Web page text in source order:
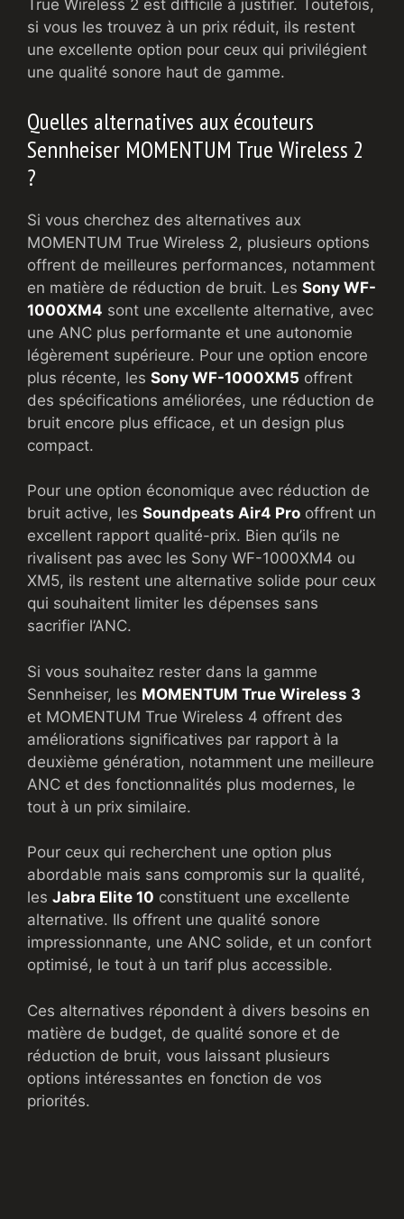
True Wireless 2 est difficile à justifier. Toutefois,
si vous les trouvez à un prix réduit, ils restent
une excellente option pour ceux qui privilégient
une qualité sonore haut de gamme.
Quelles alternatives aux écouteurs
Sennheiser MOMENTUM True Wireless 2
?
Si vous cherchez des alternatives aux
MOMENTUM True Wireless 2, plusieurs options
offrent de meilleures performances, notamment
en matière de réduction de bruit. Les Sony WF-
1000XM4 sont une excellente alternative, avec
une ANC plus performante et une autonomie
légèrement supérieure. Pour une option encore
plus récente, les Sony WF-1000XM5 offrent
des spécifications améliorées, une réduction de
bruit encore plus efficace, et un design plus
compact.
Pour une option économique avec réduction de
bruit active, les Soundpeats Air4 Pro offrent un
excellent rapport qualité-prix. Bien qu’ils ne
rivalisent pas avec les Sony WF-1000XM4 ou
XM5, ils restent une alternative solide pour ceux
qui souhaitent limiter les dépenses sans
sacrifier l’ANC.
Si vous souhaitez rester dans la gamme
Sennheiser, les MOMENTUM True Wireless 3
et MOMENTUM True Wireless 4 offrent des
améliorations significatives par rapport à la
deuxième génération, notamment une meilleure
ANC et des fonctionnalités plus modernes, le
tout à un prix similaire.
Pour ceux qui recherchent une option plus
abordable mais sans compromis sur la qualité,
les Jabra Elite 10 constituent une excellente
alternative. Ils offrent une qualité sonore
impressionnante, une ANC solide, et un confort
optimisé, le tout à un tarif plus accessible.
Ces alternatives répondent à divers besoins en
matière de budget, de qualité sonore et de
réduction de bruit, vous laissant plusieurs
options intéressantes en fonction de vos
priorités.